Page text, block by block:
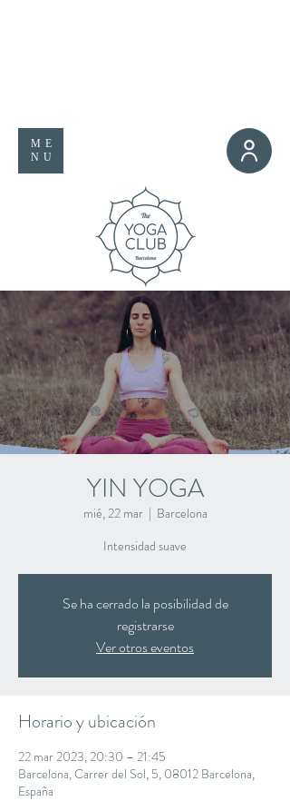
ME
NU
YIN YOGA
mié, 22 mar
  |
Barcelona
Intensidad suave
Se ha cerrado la posibilidad de
registrarse
Ver otros eventos
Horario y ubicación
22 mar 2023, 20:30 – 21:45
Barcelona, Carrer del Sol, 5, 08012 Barcelona,
España